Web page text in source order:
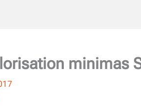
minimas